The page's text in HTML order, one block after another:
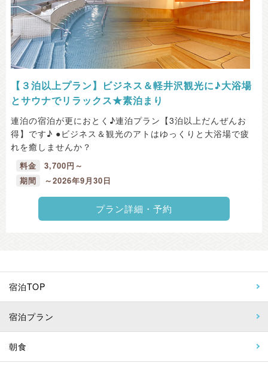
グループサイトのご紹介
池の平ホテル＆リゾーツに
ついて
宿泊約款
免責事項
【３泊以上プラン】ビジネス＆軽井沢観光に♪大浴場
とサウナでリラックス★素泊まり
連泊の宿泊が更におとく♪連泊プラン【3泊以上だんぜんお
得】です♪ ●ビジネス＆観光のアトはゆっくりと大浴場で疲
れを癒しませんか？
料金
3,700円～
期間
～2026年9月30日
プラン詳細・予約
宿泊TOP
宿泊プラン
朝食